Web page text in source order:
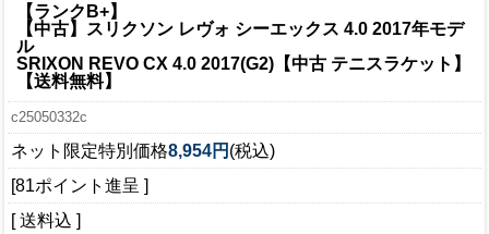
【ランクB+】
【中古】スリクソン レヴォ シーエックス 4.0 2017年モデ
ル
SRIXON REVO CX 4.0 2017(G2)【中古 テニスラケット】
【送料無料】
c25050332c
ネット限定特別価格8,954円 (税込)
[81ポイント進呈 ]
[ 送料込 ]